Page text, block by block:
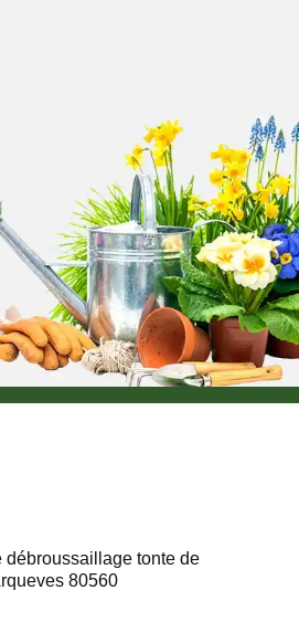
débroussaillage tonte de
80560